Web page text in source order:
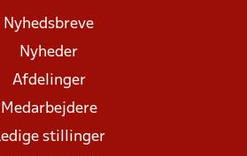
Nyhedsbreve
Nyheder
Afdelinger
Medarbejdere
stillinger